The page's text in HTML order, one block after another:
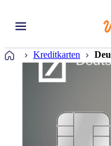
Startseite
Kreditkarten